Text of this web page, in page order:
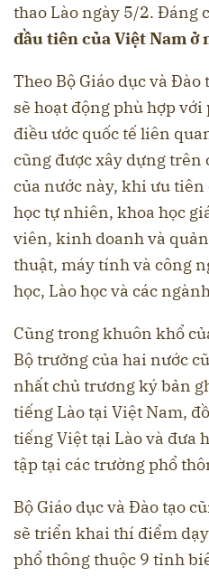
thao Lào ngày 5/2. Đáng
đầu tiên của Việt Nam ở
Theo Bộ Giáo dục và
sẽ hoạt động phù hợp với
điều ước quốc tế liên
cũng được xây dựng trên
của nước này, khi ưu
học tự nhiên, khoa học
viên, kinh doanh và
thuật, máy tính và công
học, Lào học và các
Cũng trong khuôn khổ
Bộ trưởng của hai nước
nhất chủ trương ký bản
tiếng Lào tại Việt Nam,
tiếng Việt tại Lào và đưa
tập tại các trường phổ
Bộ Giáo dục và Đào tạo
sẽ triển khai thí điểm
phổ thông thuộc 9 tỉnh